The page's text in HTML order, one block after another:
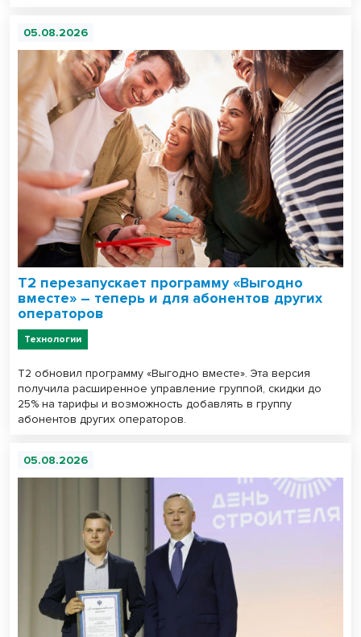
05.08.2026
Т2 перезапускает программу «Выгодно
вместе» – теперь и для абонентов других
операторов
Технологии
T2 обновил программу «Выгодно вместе». Эта версия
получила расширенное управление группой, скидки до
25% на тарифы и возможность добавлять в группу
абонентов других операторов.
05.08.2026